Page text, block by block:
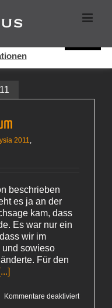
2011,
beschrieben
es ja an der
kam, dass
Es war nur ein
wir im
und sowieso
Für den
[...]
Kommentare deaktiviertfür
der Bereitstellung der
erklären Sie sich